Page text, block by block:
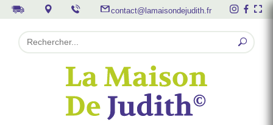
contact@lamaisondejudith.fr